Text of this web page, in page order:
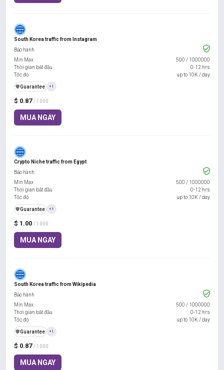
South Korea traffic from Instagram
$ 0.87 / 1000
MUA NGAY
Bảo hành
Min Max
500 / 1000000
Thời gian bắt đầu
0-12 hrs
Tốc độ
up to 10K / day
️🛡️Guarantee +1
Crypto Niche traffic from Egypt
$ 1.00 / 1000
MUA NGAY
Bảo hành
Min Max
500 / 1000000
Thời gian bắt đầu
0-12 hrs
Tốc độ
up to 10K / day
️🛡️Guarantee +1
South Korea traffic from Wikipedia
$ 0.87 / 1000
MUA NGAY
Bảo hành
Min Max
500 / 1000000
Thời gian bắt đầu
0-12 hrs
Tốc độ
up to 10K / day
️🛡️Guarantee +1